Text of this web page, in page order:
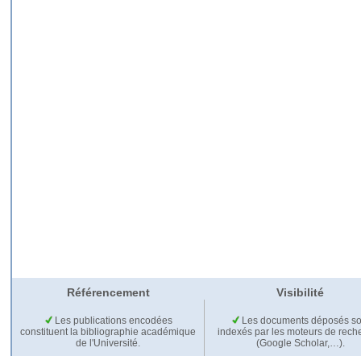
Référencement Visibilité
Les publications encodées
constituent la bibliographie académique
de l'Université.
Les documents déposés
indexés par les moteurs de
(Google Scholar,…).